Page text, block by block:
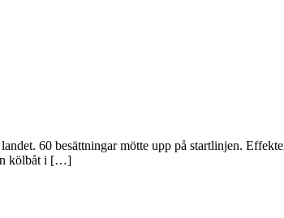
60 besättningar mötte upp på startlinjen.
kölbåt i […]